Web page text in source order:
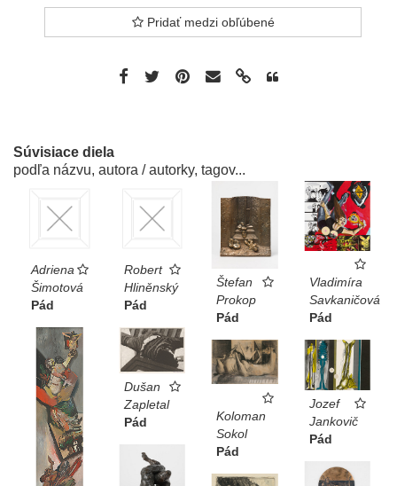
Pridať medzi obľúbené
Súvisiace diela
podľa názvu, autora / autorky, tagov...
Adriena
Šimotová
Pád
Robert
Hliněnský
Pád
Štefan
Prokop
Pád
Vladimíra
Savkaničová
Pád
Dušan
Zapletal
Pád
Jozef
Jankovič
Pád
Koloman
Sokol
Pád